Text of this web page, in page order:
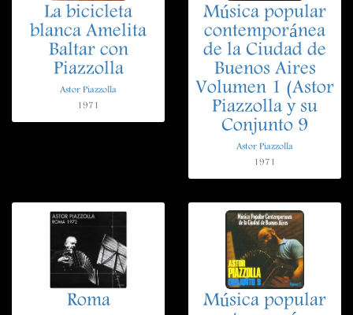
La bicicleta
blanca Amelita
Baltar con
Piazzolla
Astor Piazzolla
1971
Música popular
contemporánea
de la Ciudad de
Buenos Aires
Volumen 1 (Astor
Piazzolla y su
Conjunto 9
Astor Piazzolla
1971
Roma
Música popular